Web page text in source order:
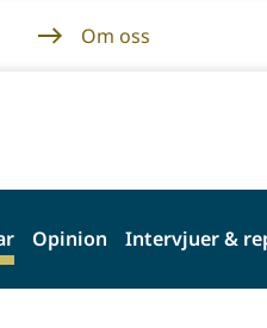
Om oss
Opinion Intervjuer &